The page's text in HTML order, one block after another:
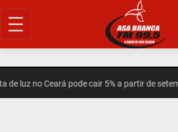
Pular
para
luz no Ceará pode cair 5% a partir de